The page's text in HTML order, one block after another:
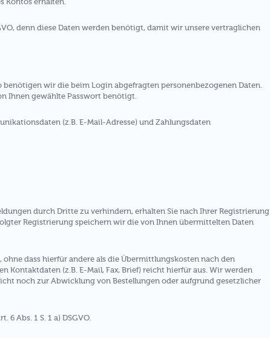
denn diese Daten werden benötigt, damit wir unsere vertraglichen
wir die beim Login abgefragten personenbezogenen Daten.
Ihnen gewählte Passwort benötigt.
(z.B. E-Mail-Adresse) und Zahlungsdaten
durch Dritte zu verhindern, erhalten Sie nach Ihrer Registrierung
Registrierung speichern wir die von Ihnen übermittelten Daten
dass hierfür andere als die Übermittlungskosten nach den
Kontaktdaten (z.B. E-Mail, Fax, Brief) reicht hierfür aus. Wir werden
noch zur Abwicklung von Bestellungen oder aufgrund gesetzlicher
Abs. 1 S. 1 a) DSGVO.